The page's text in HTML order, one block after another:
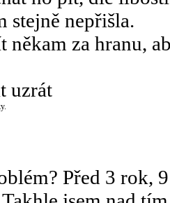
stejně nepřišla.
někam za hranu,
uzrát
Před 3 rok,